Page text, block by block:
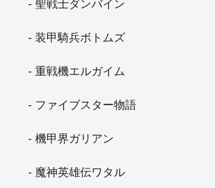
聖戦士ダンバイン
装甲騎兵ボトムズ
重戦機エルガイム
ファイブスター物語
機甲界ガリアン
魔神英雄伝ワタル